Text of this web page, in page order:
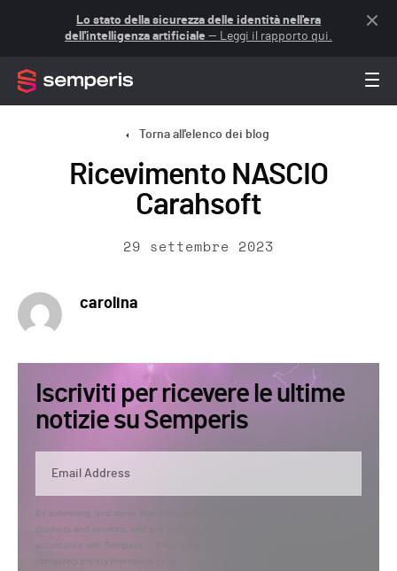
Lo stato della sicurezza delle identità nell'era
dell'intelligenza artificiale — Leggi il rapporto qui.
Torna all'elenco dei blog
Ricevimento NASCIO
Carahsoft
29 settembre 2023
carolina
Iscriviti per ricevere le ultime
notizie su Semperis
By submitting, you agree that Semperis may send you information regarding its
products and services, and use and process your personal information in
accordance with Semperis’
contacting privacy@semperis.com.